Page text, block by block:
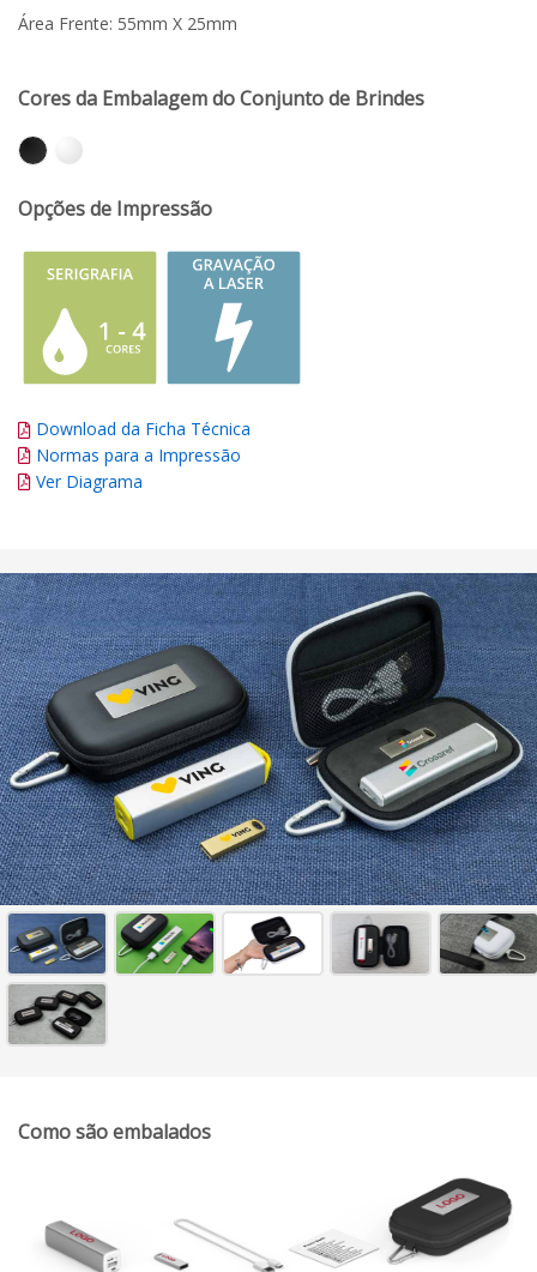
Área Frente: 55mm X 25mm
Cores da Embalagem do Conjunto de Brindes
Opções de Impressão
Download da Ficha Técnica
Normas para a Impressão
Ver Diagrama
Como são embalados